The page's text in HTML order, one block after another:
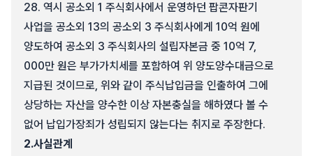
28. 역시 공소외 1 주식회사에서 운영하던 팝콘자판기
사업을 공소외 13의 공소외 3 주식회사에게 10억 원에
양도하여 공소외 3 주식회사의 설립자본금 중 10억 7,
000만 원은 부가가치세를 포함하여 위 양도양수대금으로
지급된 것이므로, 위와 같이 주식납입금을 인출하여 그에
상당하는 자산을 양수한 이상 자본충실을 해하였다 볼 수
없어 납입가장죄가 성립되지 않는다는 취지로 주장한다.
2.사실관계